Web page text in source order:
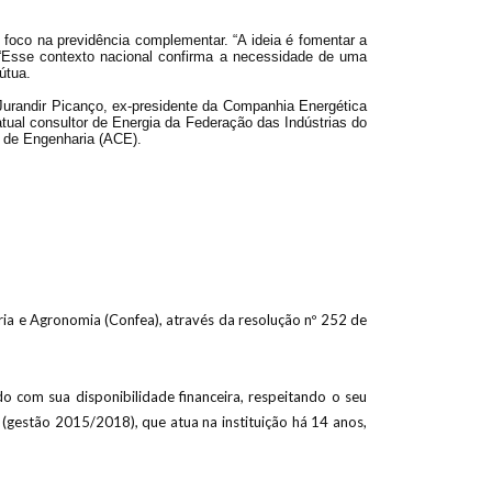
na previdência complementar. “A ideia é fomentar a
contexto nacional confirma a necessidade de uma
Picanço, ex-presidente da Companhia Energética
consultor de Energia da Federação das Indústrias do
Engenharia (ACE).
e Agronomia (Confea), através da resolução nº 252 de
com sua disponibilidade financeira, respeitando o seu
2015/2018), que atua na instituição há 14 anos,